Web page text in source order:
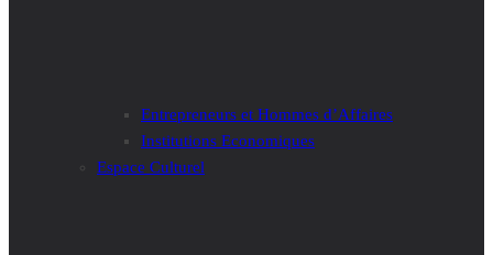
Entrepreneurs et Hommes d’Affaires
Institutions Economiques
Espace Culturel